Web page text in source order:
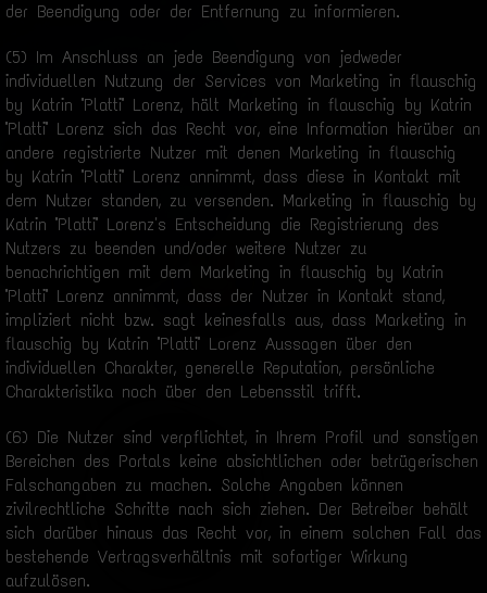
der Beendigung oder der Entfernung zu informieren.
(5) Im Anschluss an jede Beendigung von jedweder
individuellen Nutzung der Services von Marketing in flauschig
by Katrin "Platti" Lorenz, hält Marketing in flauschig by Katrin
"Platti" Lorenz sich das Recht vor, eine Information hierüber an
andere registrierte Nutzer mit denen Marketing in flauschig
by Katrin "Platti" Lorenz annimmt, dass diese in Kontakt mit
dem Nutzer standen, zu versenden. Marketing in flauschig by
Katrin "Platti" Lorenz's Entscheidung die Registrierung des
Nutzers zu beenden und/oder weitere Nutzer zu
benachrichtigen mit dem Marketing in flauschig by Katrin
"Platti" Lorenz annimmt, dass der Nutzer in Kontakt stand,
impliziert nicht bzw. sagt keinesfalls aus, dass Marketing in
flauschig by Katrin "Platti" Lorenz Aussagen über den
individuellen Charakter, generelle Reputation, persönliche
Charakteristika noch über den Lebensstil trifft.
(6) Die Nutzer sind verpflichtet, in Ihrem Profil und sonstigen
Bereichen des Portals keine absichtlichen oder betrügerischen
Falschangaben zu machen. Solche Angaben können
zivilrechtliche Schritte nach sich ziehen. Der Betreiber behält
sich darüber hinaus das Recht vor, in einem solchen Fall das
bestehende Vertragsverhältnis mit sofortiger Wirkung
aufzulösen.